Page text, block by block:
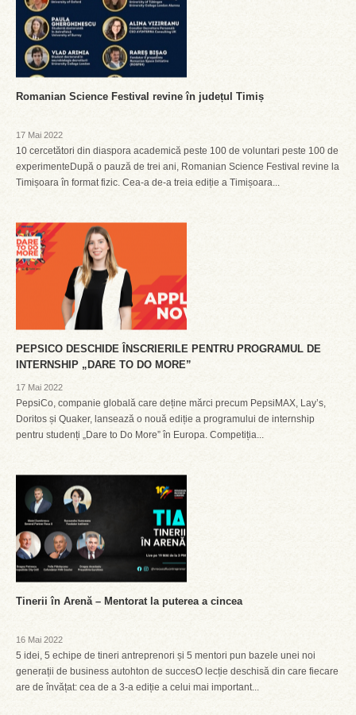
Romanian Science Festival revine în județul Timiș
17 Mai 2022
10 cercetători din diaspora academică peste 100 de voluntari peste 100 de
experimenteDupă o pauză de trei ani, Romanian Science Festival revine la
Timișoara în format fizic. Cea-a de-a treia ediție a Timișoara...
PEPSICO DESCHIDE ÎNSCRIERILE PENTRU PROGRAMUL DE
INTERNSHIP „DARE TO DO MORE”
17 Mai 2022
PepsiCo, companie globală care deține mărci precum PepsiMAX, Lay’s,
Doritos și Quaker, lansează o nouă ediție a programului de internship
pentru studenți „Dare to Do More” în Europa. Competiția...
Tinerii în Arenă – Mentorat la puterea a cincea
16 Mai 2022
5 idei, 5 echipe de tineri antreprenori și 5 mentori pun bazele unei noi
generații de business autohton de succesO lecție deschisă din care fiecare
are de învățat: cea de a 3-a ediție a celui mai important...